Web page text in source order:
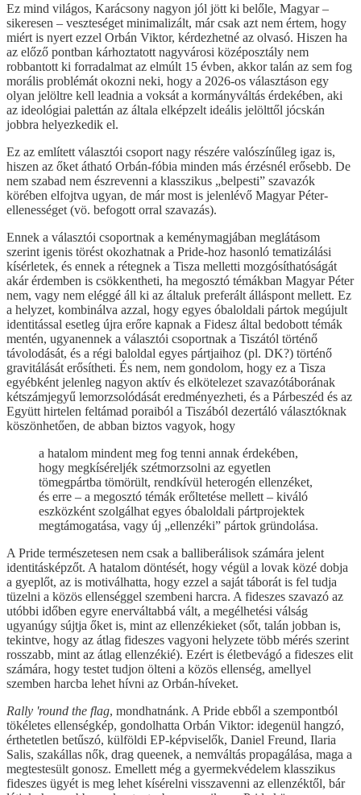
Ez mind világos, Karácsony nagyon jól jött ki belőle, Magyar –
sikeresen – veszteséget minimalizált, már csak azt nem értem, hogy
miért is nyert ezzel Orbán Viktor, kérdezhetné az olvasó. Hiszen ha
az előző pontban kárhoztatott nagyvárosi középosztály nem
robbantott ki forradalmat az elmúlt 15 évben, akkor talán az sem fog
morális problémát okozni neki, hogy a 2026-os választáson egy
olyan jelöltre kell leadnia a voksát a kormányváltás érdekében, aki
az ideológiai palettán az általa elképzelt ideális jelölttől jócskán
jobbra helyezkedik el.
Ez az említett választói csoport nagy részére valószínűleg igaz is,
hiszen az őket átható Orbán-fóbia minden más érzésnél erősebb. De
nem szabad nem észrevenni a klasszikus „belpesti” szavazók
körében elfojtva ugyan, de már most is jelenlévő Magyar Péter-
ellenességet (vö. befogott orral szavazás).
Ennek a választói csoportnak a keménymagjában meglátásom
szerint igenis törést okozhatnak a Pride-hoz hasonló tematizálási
kísérletek, és ennek a rétegnek a Tisza melletti mozgósíthatóságát
akár érdemben is csökkentheti, ha megosztó témákban Magyar Péter
nem, vagy nem eléggé áll ki az általuk preferált álláspont mellett. Ez
a helyzet, kombinálva azzal, hogy egyes óbaloldali pártok megújult
identitással esetleg újra erőre kapnak a Fidesz által bedobott témák
mentén, ugyanennek a választói csoportnak a Tiszától történő
távolodását, és a régi baloldal egyes pártjaihoz (pl. DK?) történő
gravitálását erősítheti. És nem, nem gondolom, hogy ez a Tisza
egyébként jelenleg nagyon aktív és elkötelezet szavazótáborának
kétszámjegyű lemorzsolódását eredményezheti, és a Párbeszéd és az
Együtt hirtelen feltámad poraiból a Tiszából dezertáló választóknak
köszönhetően, de abban biztos vagyok, hogy
a hatalom mindent meg fog tenni annak érdekében,
hogy megkíséreljék szétmorzsolni az egyetlen
tömegpártba tömörült, rendkívül heterogén ellenzéket,
és erre – a megosztó témák erőltetése mellett – kiváló
eszközként szolgálhat egyes óbaloldali pártprojektek
megtámogatása, vagy új „ellenzéki” pártok gründolása.
A Pride természetesen nem csak a balliberálisok számára jelent
identitásképzőt. A hatalom döntését, hogy végül a lovak közé dobja
a gyeplőt, az is motiválhatta, hogy ezzel a saját táborát is fel tudja
tüzelni a közös ellenséggel szembeni harcra. A fideszes szavazó az
utóbbi időben egyre enerváltabbá vált, a megélhetési válság
ugyanúgy sújtja őket is, mint az ellenzékieket (sőt, talán jobban is,
tekintve, hogy az átlag fideszes vagyoni helyzete több mérés szerint
rosszabb, mint az átlag ellenzékié). Ezért is életbevágó a fideszes elit
számára, hogy testet tudjon ölteni a közös ellenség, amellyel
szemben harcba lehet hívni az Orbán-híveket.
Rally 'round the flag, mondhatnánk. A Pride ebből a szempontból
tökéletes ellenségkép, gondolhatta Orbán Viktor: idegenül hangzó,
érthetetlen betűszó, külföldi EP-képviselők, Daniel Freund, Ilaria
Salis, szakállas nők, drag queenek, a nemváltás propagálása, maga a
megtestesült gonosz. Emellett még a gyermekvédelem klasszikus
fideszes ügyét is meg lehet kísérelni visszavenni az ellenzéktől, bár